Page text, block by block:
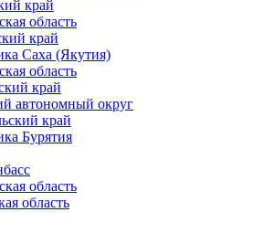
край
область
край
Саха (Якутия)
область
край
автономный округ
край
Бурятия
область
область